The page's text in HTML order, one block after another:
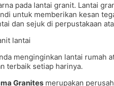
pada lantai granit. Lantai
untuk memberikan kesan
dan sejuk di perpustakaan
menginginkan lantai rumah
terbaik setiap harinya.
Granitesmerupakan